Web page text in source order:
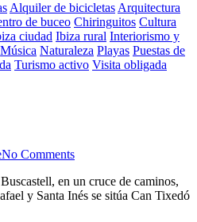
Alquiler de bicicletas Arquitectura
de buceo Chiringuitos Cultura
ciudad Ibiza rural Interiorismo y
Música Naturaleza Playas Puestas de
Turismo activo Visita obligada
No Comments
en un cruce de caminos,
y Santa Inés se sitúa Can Tixedó